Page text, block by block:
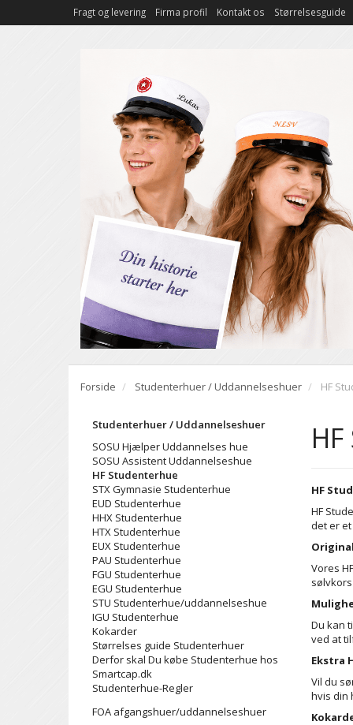
Fragt og levering Firma profil Kontakt os Størrelsesguide
Forside Studenterhuer / Uddannelseshuer HF
Studenterhuer / Uddannelseshuer
SOSU Hjælper Uddannelses hue
SOSU Assistent Uddannelseshue
HF Studenterhue
STX Gymnasie Studenterhue
EUD Studenterhue
HHX Studenterhue
HTX Studenterhue
EUX Studenterhue
PAU Studenterhue
FGU Studenterhue
EGU Studenterhue
STU Studenterhue/uddannelseshue
IGU Studenterhue
Kokarder
Størrelses guide Studenterhuer
Derfor skal Du købe Studenterhue hos
Smartcap.dk
Studenterhue-Regler
FOA afgangshuer/uddannelseshuer
HF
HF
det er
Vores
Du kan
ved at
Ekstra
Vil du
hvis din